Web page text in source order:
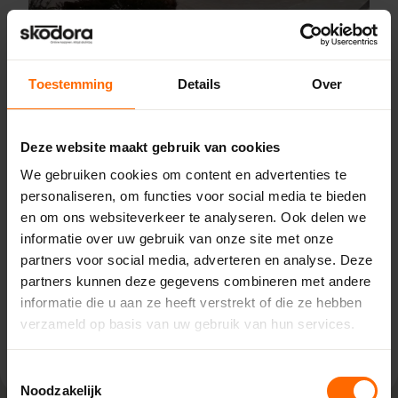
Toestemming Details Over
Deze website maakt gebruik van cookies
We gebruiken cookies om content en advertenties te
personaliseren, om functies voor social media te bieden
en om ons websiteverkeer te analyseren. Ook delen we
informatie over uw gebruik van onze site met onze
partners voor social media, adverteren en analyse. Deze
partners kunnen deze gegevens combineren met andere
informatie die u aan ze heeft verstrekt of die ze hebben
verzameld op basis van uw gebruik van hun services.
Noodzakelijk
Concordia
Puttenstraat 18,
8281 BP Genemuiden
0513335000
genemuiden@skodora.nl
Selecteren als mijn vestiging
Bekijk vestiging info